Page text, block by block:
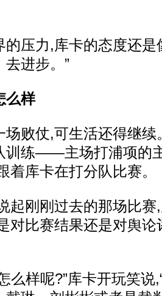
力,库卡的态度还是
去进步。”
么样
败仗,可生活还得继续
训练——主场打浦项的
着库卡在打分队比赛。
刚刚过去的那场比赛,
对比赛结果还是对舆
样呢?”库卡开玩笑说